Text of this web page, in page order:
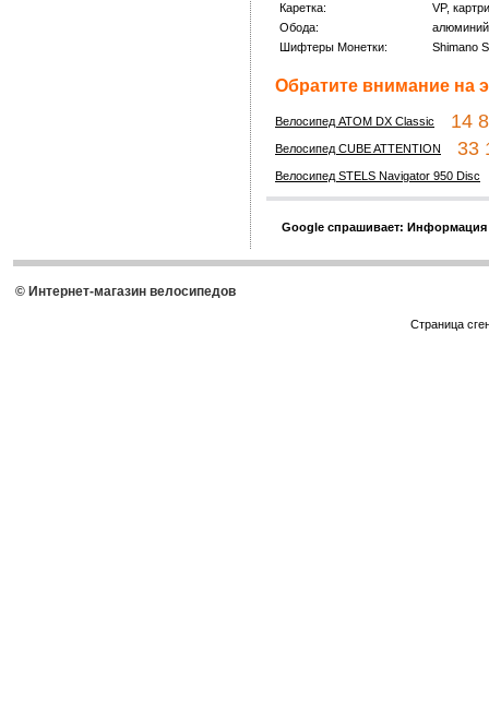
Каретка:
VP,
Обода:
Шифтеры Монетки:
Shimano
Обратите внимание на
Велосипед ATOM DX Classic 14
Велосипед CUBE ATTENTION 33
Велосипед STELS Navigator 950 Disc
Google спрашивает:
© Интернет-магазин велосипедов
Страница